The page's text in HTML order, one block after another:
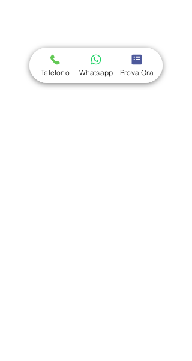
Telefono Whatsapp Prova Ora